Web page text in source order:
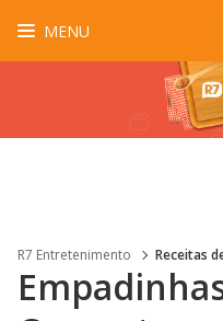
MENU
R7 Entretenimento Receitas